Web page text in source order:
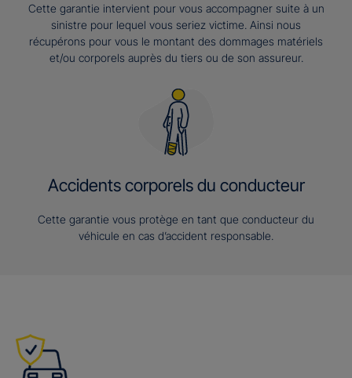
Cette garantie intervient pour vous accompagner suite à un
sinistre pour lequel vous seriez victime. Ainsi nous
récupérons pour vous le montant des dommages matériels
et/ou corporels auprès du tiers ou de son assureur.
Accidents corporels du conducteur
Cette garantie vous protège en tant que conducteur du
véhicule en cas d’accident responsable.